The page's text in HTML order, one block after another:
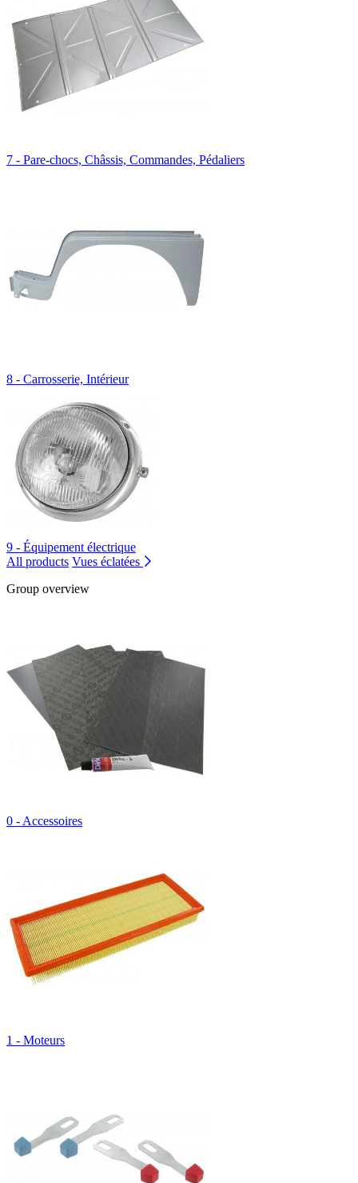
7 - Pare-chocs, Châssis, Commandes, Pédaliers
8 - Carrosserie, Intérieur
9 - Équipement électrique
All products Vues éclatées
Group overview
0 - Accessoires
1 - Moteurs